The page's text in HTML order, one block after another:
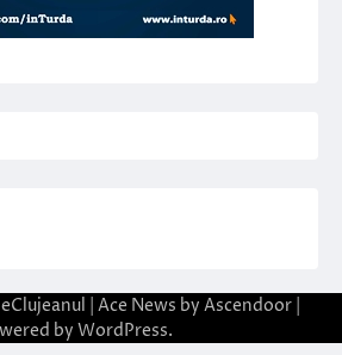
eClujeanul | Ace News by Ascendoor
by WordPress.